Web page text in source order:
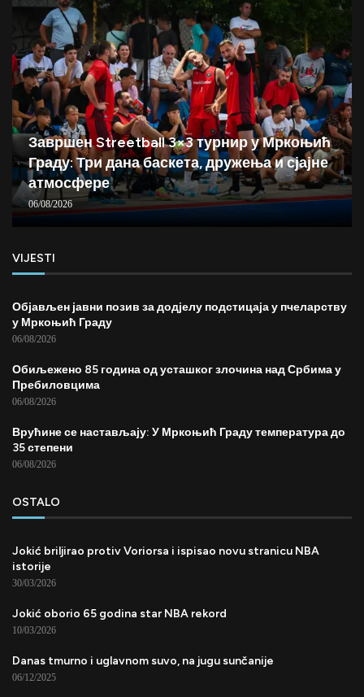
Завршен Streetball 3×3 турнир у Мркоњић
Граду: Три дана баскета, дружења и сјајне
атмосфере
06/08/2026
VIJESTI
Објављен јавни позив за додјелу подстицаја у пчеларству
у Мркоњић Граду
06/08/2026
Обиљежено 85 година од усташког злочина над Србима у
Пребиловцима
06/08/2026
Врућине се настављају: У Мркоњић Граду температура до
35 степени
06/08/2026
OSTALO
Jokić briljirao protiv Voriorsa i ispisao novu stranicu NBA
istorije
30/03/2026
Jokić oborio 65 godina star NBA rekord
10/03/2026
Danas tmurno i uglavnom suvo, na jugu sunčanije
06/12/2025